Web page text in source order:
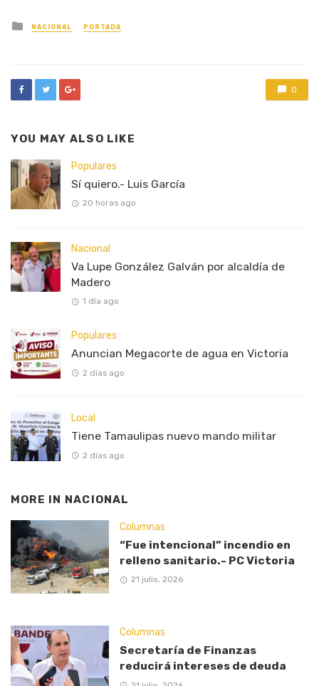
Posted
in
NACIONAL PORTADA
0
YOU MAY ALSO LIKE
Populares
Sí quiero.- Luis García
20 horas ago
Nacional
Va Lupe González Galván por alcaldía de
Madero
1 día ago
Populares
Anuncian Megacorte de agua en Victoria
2 días ago
Local
Tiene Tamaulipas nuevo mando militar
2 días ago
MORE IN NACIONAL
Columnas
“Fue intencional” incendio en
relleno sanitario.- PC Victoria
21 julio, 2026
Columnas
Secretaría de Finanzas
reducirá intereses de deuda